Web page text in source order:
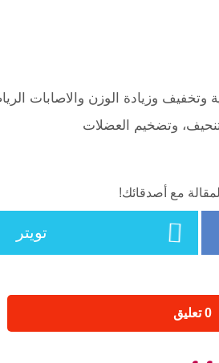
وتخفيف وزيادة الوزن والاصابات
وتضخيم العضلات
مع أصدقائك!
تويتر
‫0 تعليق